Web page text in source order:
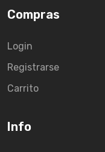
Compras
Login
Registrarse
Carrito
Info